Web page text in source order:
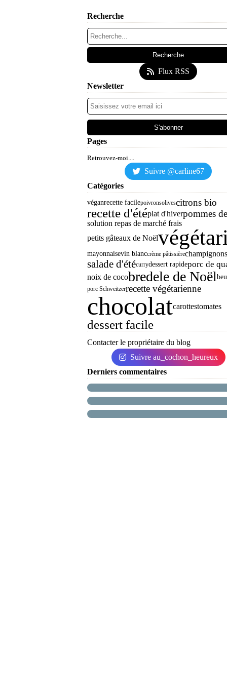
Recherche
Flux RSS
Newsletter
Pages
Retrouvez-moi....
Suivre @carline67
Catégories
véganrecette facilepoivronsolivescitrons bio
recette d'étéplat d'hiverpommes
solution repas de marché frais
petits gâteaux de Noël
mayonnaisevin blanccrème pâtissièrechampignons
salade d'étécurrydessert rapideporc de
noix de cocobredele de Noël
porc Schweitzerrecette végétarienne
chocolatcarottestomates
dessert facile
Contacter le propriétaire du blog
Suivre au_cochon_heureux
Derniers commentaires